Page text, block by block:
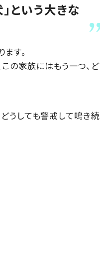
という大きな
す。
の家族にはもう一つ、ど
うしても警戒して鳴き続